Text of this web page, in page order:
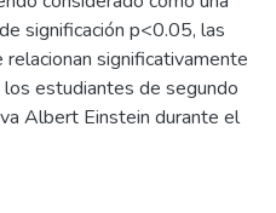
significación p<0.05, las
significativamente
estudiantes de segundo
Albert Einstein durante el